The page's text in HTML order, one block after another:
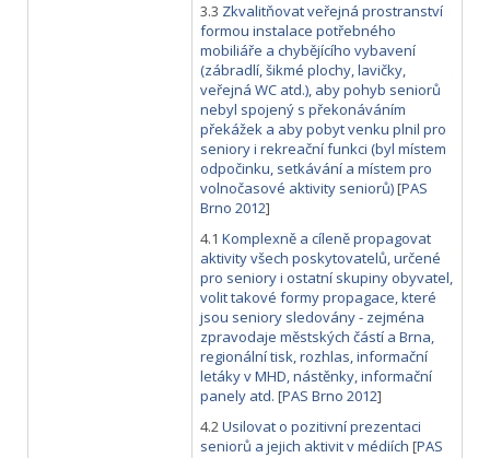
3.3 Zkvalitňovat veřejná prostranství
formou instalace potřebného
mobiliáře a chybějícího vybavení
(zábradlí, šikmé plochy, lavičky,
veřejná WC atd.), aby pohyb seniorů
nebyl spojený s překonáváním
překážek a aby pobyt venku plnil pro
seniory i rekreační funkci (byl místem
odpočinku, setkávání a místem pro
volnočasové aktivity seniorů)[PAS
Brno 2012]
4.1 Komplexně a cíleně propagovat
aktivity všech poskytovatelů, určené
pro seniory i ostatní skupiny obyvatel,
volit takové formy propagace, které
jsou seniory sledovány - zejména
zpravodaje městských částí a Brna,
regionální tisk, rozhlas, informační
letáky v MHD, nástěnky, informační
panely atd. [PAS Brno 2012]
4.2Usilovat o pozitivní prezentaci
seniorů a jejich aktivit v médiích [PAS